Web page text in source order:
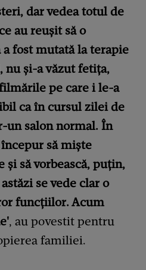
dar vedea totul de
au reușit să o
fost mutată la terapie
nu și-a văzut fetița,
pe care i le-a
ca în cursul zilei de
un salon normal. În
să miște
să vorbească, puțin,
se vede clar o
funcțiilor. Acum
, au povestit pentru
familiei.